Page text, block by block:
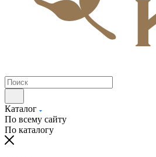
Каталог
По всему сайту
По каталогу